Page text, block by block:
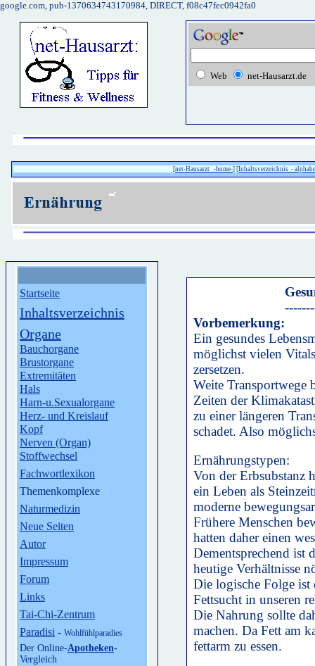
google.com, pub-1370634743170984, DIRECT, f08c47fec0942fa0
Web net-Hausarzt.de
[net-Hausarzt -home-] [Inhaltsverzeichnis -
Startseite
Inhaltsverzeichnis
Organe
Bauchorgane
Brustorgane
Extremitäten
Hals
Harn-u.Sexualorgane
Herz- und Kreislauf
Kopf
Nerven (Organ)
Stoffwechsel
Fachwortlexikon
Themenkomplexe
Naturmedizin
Neue Seiten
Autor
Impressum
Forum
Links
Tai-Chi-Zentrum
Paradisi - Wohlfühlparadies
Der Online-Apotheken-
Vergleich
Vorbemerkung:
Ein gesundes
möglichst vielen
zersetzen.
Weite Transportwege
Zeiten der
zu einer längeren
schadet. Also
Ernährungstypen:
Von der Erbsubstanz
ein Leben als
moderne
Frühere Menschen
hatten daher einen
Dementsprechend ist
heutige Verhältnisse
Die logische Folge
Fettsucht in unseren
Die Nahrung sollte
machen. Da Fett am
fettarm zu essen.